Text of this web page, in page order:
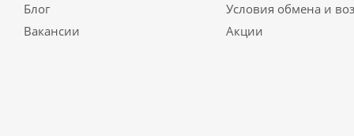
Блог
Вакансии
Условия обмена и
Акции